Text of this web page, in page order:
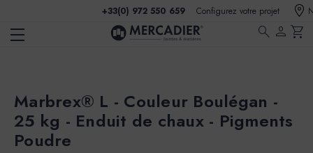
+33(0) 972 550 659 Configurez votre projet
search person shopping_cart
Marbrex® L - Couleur Boulégan -
25 kg - Enduit de chaux - Pigments
Poudre